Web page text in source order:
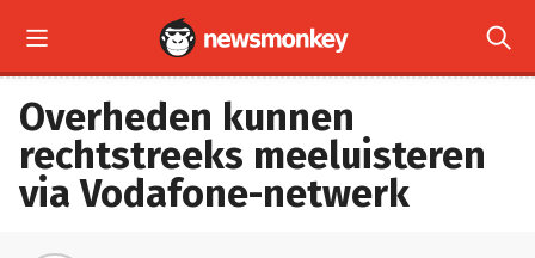
 
Overheden kunnen
rechtstreeks meeluisteren
via Vodafone-netwerk